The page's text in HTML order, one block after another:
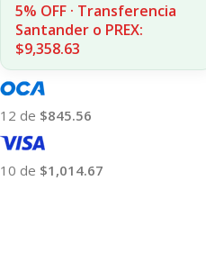
5% OFF · Transferencia
Santander o PREX:
$9,358.63
12 de $845.56
10 de $1,014.67